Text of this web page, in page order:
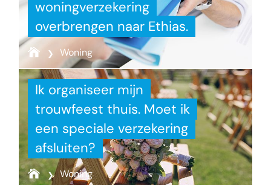
woningverzekering
overbrengen naar Ethias.
Woning
Ik organiseer mijn
trouwfeest thuis. Moet ik
een speciale verzekering
afsluiten?
Woning